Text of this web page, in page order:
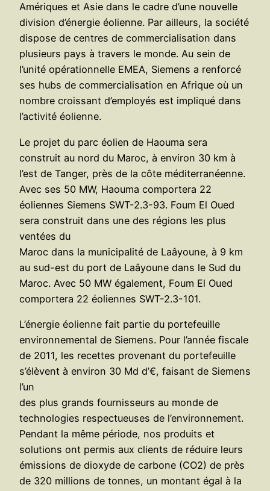
Amériques et Asie dans le cadre d’une nouvelle
division d’énergie éolienne. Par ailleurs, la société
dispose de centres de commercialisation dans
plusieurs pays à travers le monde. Au sein de
l’unité opérationnelle EMEA, Siemens a renforcé
ses hubs de commercialisation en Afrique où un
nombre croissant d’employés est impliqué dans
l’activité éolienne.
Le projet du parc éolien de Haouma sera
construit au nord du Maroc, à environ 30 km à
l’est de Tanger, près de la côte méditerranéenne.
Avec ses 50 MW, Haouma comportera 22
éoliennes Siemens SWT-2.3-93. Foum El Oued
sera construit dans une des régions les plus
ventées du
Maroc dans la municipalité de Laâyoune, à 9 km
au sud-est du port de Laâyoune dans le Sud du
Maroc. Avec 50 MW également, Foum El Oued
comportera 22 éoliennes SWT-2.3-101.
L’énergie éolienne fait partie du portefeuille
environnemental de Siemens. Pour l’année fiscale
de 2011, les recettes provenant du portefeuille
s’élèvent à environ 30 Md d’€, faisant de Siemens
l’un
des plus grands fournisseurs au monde de
technologies respectueuses de l’environnement.
Pendant la même période, nos produits et
solutions ont permis aux clients de réduire leurs
émissions de dioxyde de carbone (CO2) de près
de 320 millions de tonnes, un montant égal à la